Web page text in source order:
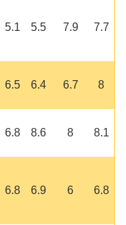
5.1 5.5 7.9 7.7
6.5 6.4 6.7 8
6.8 8.6 8 8.1
6.8 6.9 6 6.8